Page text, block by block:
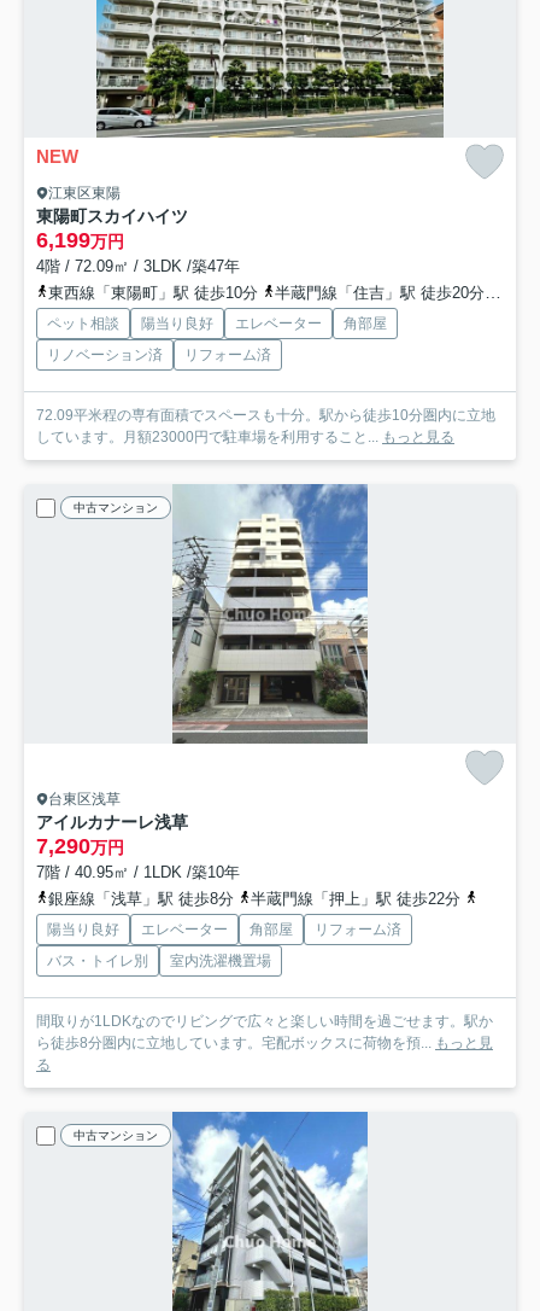
NEW
江東区東陽
東陽町スカイハイツ
6,199万円
4階 / 72.09㎡ / 3LDK /築47年
東西線「東陽町」駅 徒歩10分
半蔵門線「住吉」駅 徒歩20分
ペット相談 陽当り良好 エレベーター
角部屋
リノベーション済
リフォーム済
72.09平米程の専有面積でスペースも十分。駅から徒歩10分圏内に立地
しています。月額23000円で駐車場を利用すること... もっと見る
中古マンション
台東区浅草
アイルカナーレ浅草
7,290万円
7階 / 40.95㎡ / 1LDK /築10年
銀座線「浅草」駅 徒歩8分
半蔵門線「押上」駅 徒歩22分
陽当り良好 エレベーター 角部屋
リフォーム済
バス・トイレ別
室内洗濯機置場
間取りが1LDKなのでリビングで広々と楽しい時間を過ごせます。駅か
ら徒歩8分圏内に立地しています。宅配ボックスに荷物を預... もっと見
る
中古マンション